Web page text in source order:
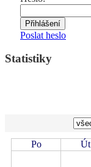
Poslat heslo
Statistiky
Po Út